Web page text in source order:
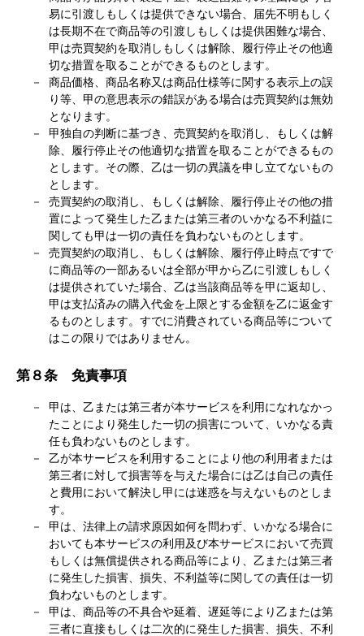
易に引渡しもしくは提供できない場合、届先不明もしく
は長期不在で商品等の引渡しもしくは提供困難な場合、
甲は売買契約を取消しもしくは解除、履行停止その他適
切な措置を取ることができるものとします。
商品価格、商品名称又は商品仕様等に関する表示上の誤
り等、甲の意思表示の錯誤がある場合は売買契約は無効
となります。
甲独自の判断に基づき、売買契約を取消し、もしくは解
除、履行停止その他適切な措置を取ることができるもの
とします。その際、乙は一切の異議を申し立てないもの
とします。
売買契約の取消し、もしくは解除、履行停止その他の措
置によって発生した乙または第三者のいかなる不利益に
関しても甲は一切の責任を負わないものとします。
売買契約の取消し、もしくは解除、履行停止時点ですで
に商品等の一部あるいは全部が甲から乙に引渡しもしく
は提供されていた場合、乙は当該商品等を甲に返却し、
甲は支払済みの購入代金を上限とする金額を乙に返金す
るものとします。すでに消費されている商品等について
はこの限りではありません。
第８条 免責事項
甲は、乙または第三者が本サービスを利用になれなかっ
たことにより発生した一切の損害について、いかなる責
任も負わないものとします。
乙が本サービスを利用することにより他の利用者または
第三者に対して損害等を与えた場合には乙は自己の責任
と費用において解決し甲には迷惑を与えないものとしま
す。
甲は、法律上の請求原因如何を問わず、いかなる場合に
おいても本サービスの利用及び本サービスにおいて売買
もしくは無償提供される商品等により、乙または第三者
に発生した損害、損失、不利益等に関しての責任は一切
負わないものとします。
甲は、商品等の不具合や延着、遅延等により乙または第
三者に直接もしくは二次的に発生した損害、損失、不利